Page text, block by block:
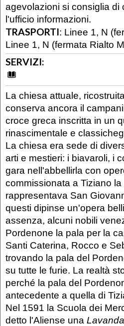
agevolazioni si consiglia di
l'ufficio informazioni.
TRASPORTI: Linee 1, N
Linee 1, N (fermata Rialto
SERVIZI:
La chiesa attuale,
conserva ancora il
croce greca inscritta in un
rinascimentale e
La chiesa era sede di
arti e mestieri: i biavaroli, i
gara nell'abbellirla con
commissionata a Tiziano
rappresentava San
questi dipinse un'opera
assenza, alcuni nobili
Pordenone la pala per la
Santi Caterina, Rocco e
trovando la pala del
su tutte le furie. La realtà
perché la pala del
antecedente a quella di
Nel 1591 la Scuola dei
detto l'Aliense una